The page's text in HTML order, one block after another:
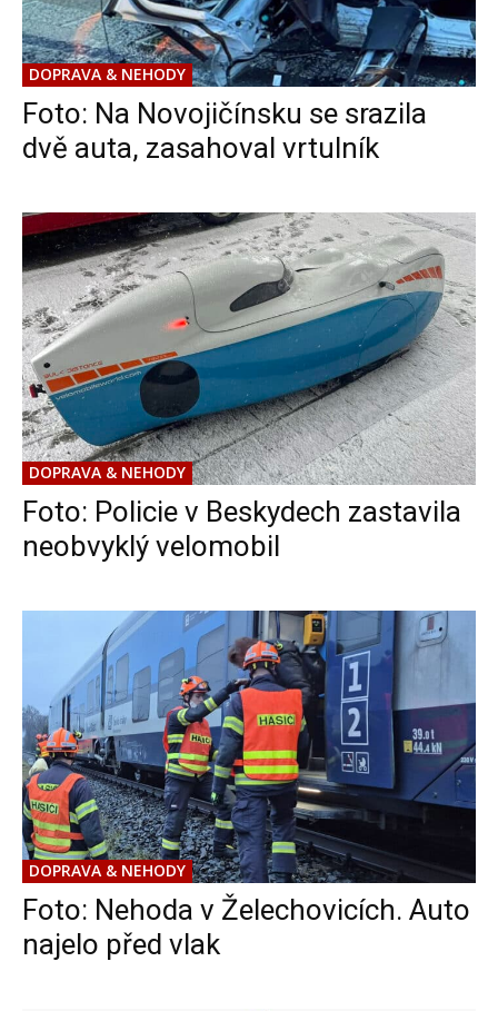
DOPRAVA & NEHODY
Foto: Na Novojičínsku se srazila
dvě auta, zasahoval vrtulník
DOPRAVA & NEHODY
Foto: Policie v Beskydech zastavila
neobvyklý velomobil
DOPRAVA & NEHODY
Foto: Nehoda v Želechovicích. Auto
najelo před vlak